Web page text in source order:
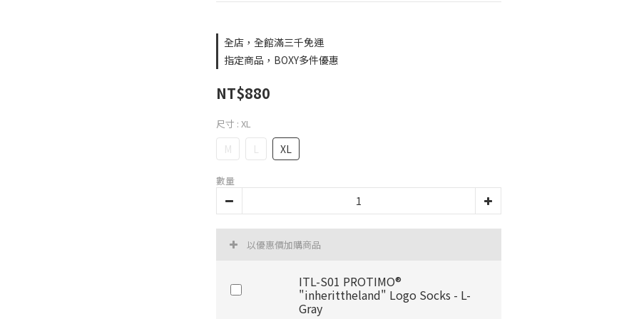
全店，全館滿三千免運
指定商品，BOXY多件優惠
NT$880
尺寸 : XL
M L XL
數量
以優惠價加購商品
ITL-S01 PROTIMO®
"inherittheland" Logo Socks - L-
Gray